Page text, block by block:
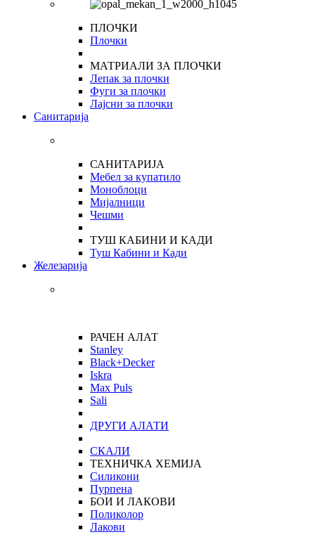
ПЛОЧКИ
Плочки
МАТРИАЛИ ЗА ПЛОЧКИ
Лепак за плочки
Фуги за плочки
Лајсни за плочки
Санитарија
САНИТАРИЈА
Мебел за купатило
Моноблоци
Мијалници
Чешми
ТУШ КАБИНИ И КАДИ
Туш Кабини и Кади
Железарија
РАЧЕН АЛАТ
Stanley
Black+Decker
Iskra
Max Puls
Sali
ДРУГИ АЛАТИ
СКАЛИ
ТЕХНИЧКА ХЕМИЈА
Силикони
Пурпена
БОИ И ЛАКОВИ
Поликолор
Лакови